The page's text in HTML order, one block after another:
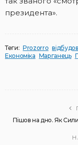
президента».
Теги: Prozorro
Економіка Марганець
Пішов на дно. Як Сили